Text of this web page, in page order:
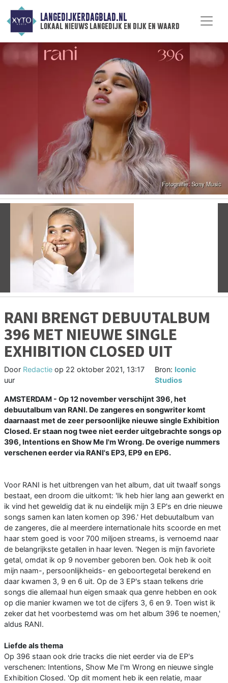
LANGEDIJKERDAGBLAD.NL
lokaal nieuws langedijk en dijk en waard
Vorige
RANI BRENGT DEBUUTALBUM
396 MET NIEUWE SINGLE
EXHIBITION CLOSED UIT
Door Redactie op 22 oktober 2021, 13:17
uur
Bron: Iconic
Studios
AMSTERDAM - Op 12 november verschijnt 396, het
debuutalbum van RANI. De zangeres en songwriter komt
daarnaast met de zeer persoonlijke nieuwe single Exhibition
Closed. Er staan nog twee niet eerder uitgebrachte songs op
396, Intentions en Show Me I'm Wrong. De overige nummers
verschenen eerder via RANI's EP3, EP9 en EP6.
Voor RANI is het uitbrengen van het album, dat uit twaalf songs
bestaat, een droom die uitkomt: 'Ik heb hier lang aan gewerkt en
ik vind het geweldig dat ik nu eindelijk mijn 3 EP's en drie nieuwe
songs samen kan laten komen op 396.' Het debuutalbum van
de zangeres, die al meerdere internationale hits scoorde en met
haar stem goed is voor 700 miljoen streams, is vernoemd naar
de belangrijkste getallen in haar leven. 'Negen is mijn favoriete
getal, omdat ik op 9 november geboren ben. Ook heb ik ooit
mijn naam-, persoonlijkheids- en geboortegetal berekend en
daar kwamen 3, 9 en 6 uit. Op de 3 EP's staan telkens drie
songs die allemaal hun eigen smaak qua genre hebben en ook
op die manier kwamen we tot de cijfers 3, 6 en 9. Toen wist ik
zeker dat het voorbestemd was om het album 396 te noemen,'
aldus RANI.
Liefde als thema
Op 396 staan ook drie tracks die niet eerder via de EP's
verschenen: Intentions, Show Me I'm Wrong en nieuwe single
Exhibition Closed. 'Op dit moment heb ik een relatie, maar